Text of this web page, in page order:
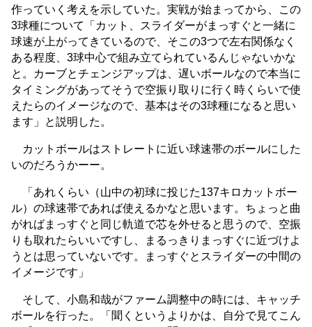
作っていく考えを示していた。実戦が始まってから、この
3球種について「カット、スライダーがまっすぐと一緒に
球速が上がってきているので、そこの3つで左右関係なく
ある程度、3球中心で組み立てられているんじゃないかな
と。カーブとチェンジアップは、遅いボールなので本当に
タイミングがあってそうで空振り取りに行く時くらいで使
えたらのイメージなので、基本はその3球種になると思い
ます」と説明した。
カットボールはストレートに近い球速帯のボールにした
いのだろうかーー。
「あれくらい（山中の初球に投じた137キロカットボー
ル）の球速帯であれば使えるかなと思います。ちょっと曲
がればまっすぐと同じ軌道で芯を外せると思うので、空振
りも取れたらいいですし、まるっきりまっすぐに近づけよ
うとは思っていないです。まっすぐとスライダーの中間の
イメージです」
そして、小島和哉がファーム調整中の時には、キャッチ
ボールを行った。「聞くというよりかは、自分で見てこん